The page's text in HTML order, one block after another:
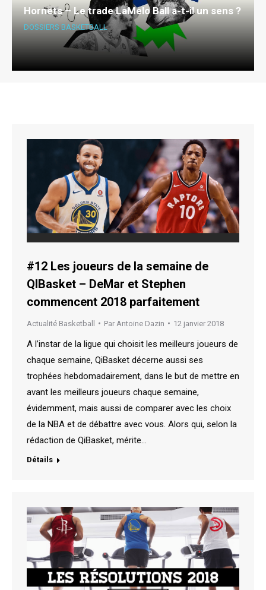
Hornets – Le trade LaMelo Ball a-t-il un sens ?
DOSSIERS BASKETBALL
#12 Les joueurs de la semaine de
QIBasket – DeMar et Stephen
commencent 2018 parfaitement
Actualité Basketball Par Antoine Dazin 12 janvier 2018
A l’instar de la ligue qui choisit les meilleurs joueurs de
chaque semaine, QiBasket décerne aussi ses
trophées hebdomadairement, dans le but de mettre en
avant les meilleurs joueurs chaque semaine,
évidemment, mais aussi de comparer avec les choix
de la NBA et de débattre avec vous. Alors qui, selon la
rédaction de QiBasket, mérite…
Détails